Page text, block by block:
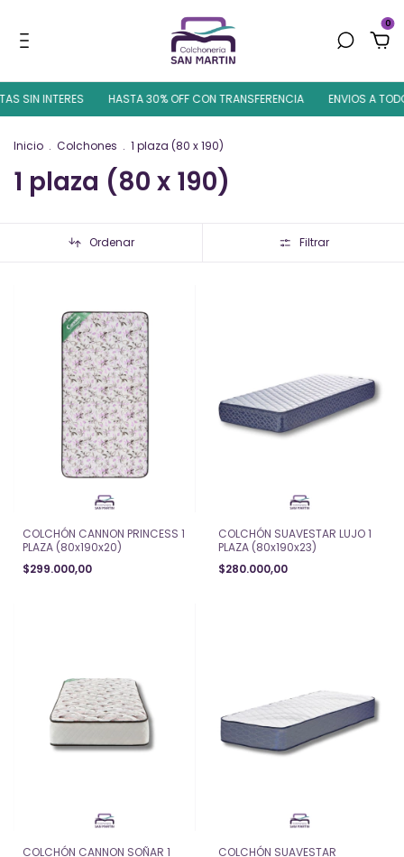
0
SIN INTERES HASTA 30% OFF CON TRANSFERENCIA ENVIOS A TODO
Inicio . Colchones . 1 plaza (80 x 190)
1 plaza (80 x 190)
Ordenar Filtrar
COLCHÓN CANNON PRINCESS 1
PLAZA (80x190x20)
$299.000,00
COLCHÓN SUAVESTAR LUJO 1
PLAZA (80x190x23)
$280.000,00
COLCHÓN CANNON SOÑAR 1
COLCHÓN SUAVESTAR